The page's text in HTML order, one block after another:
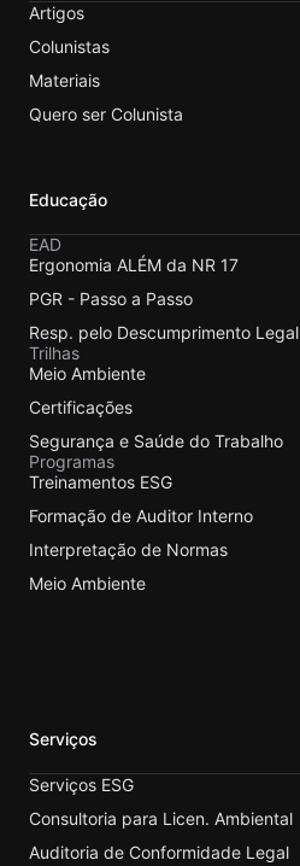
Artigos
Colunistas
Materiais
Quero ser Colunista
Educação
EAD
Ergonomia ALÉM da NR 17
PGR - Passo a Passo
Resp. pelo Descumprimento Legal
Trilhas
Meio Ambiente
Certificações
Segurança e Saúde do Trabalho
Programas
Treinamentos ESG
Formação de Auditor Interno
Interpretação de Normas
Meio Ambiente
Serviços
Serviços ESG
Consultoria para Licen. Ambiental
Auditoria de Conformidade Legal